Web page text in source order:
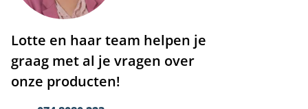
Lotte en haar team helpen je
graag met al je vragen over
onze producten!